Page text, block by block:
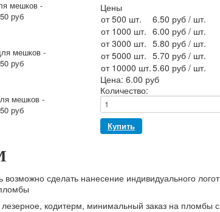
Цены
от 500 шт.
6.50 руб / шт.
от 1000 шт. 6.00 руб / шт.
от 3000 шт. 5.80 руб / шт.
от 5000 шт. 5.70 руб / шт.
от 10000 шт.5.60 руб / шт.
Цена: 6.00 руб
Количество:
сделать нанесение индивидуального
кодитерм, минимальный заказ на пломбы